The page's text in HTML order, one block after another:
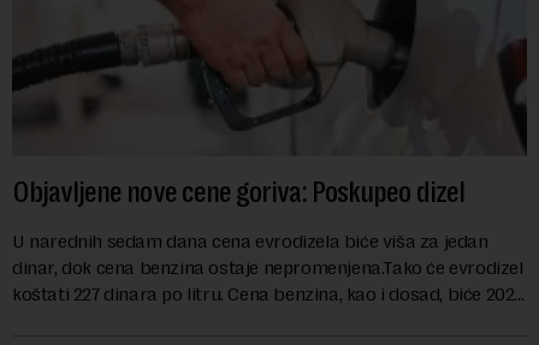
Objavljene nove cene goriva: Poskupeo dizel
U narednih sedam dana cena evrodizela biće viša za jedan
dinar, dok cena benzina ostaje nepromenjena.Tako će evrodizel
koštati 227 dinara po litru. Cena benzina, kao i dosad, biće 202